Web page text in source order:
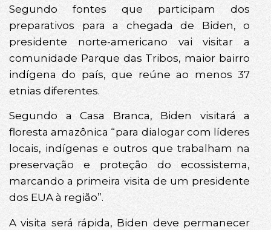
Segundo fontes que participam dos
preparativos para a chegada de Biden, o
presidente norte-americano vai visitar a
comunidade Parque das Tribos, maior bairro
indígena do país, que reúne ao menos 37
etnias diferentes.
Segundo a Casa Branca, Biden visitará a
floresta amazônica “para dialogar com líderes
locais, indígenas e outros que trabalham na
preservação e proteção do ecossistema,
marcando a primeira visita de um presidente
dos EUA à região”.
A visita será rápida, Biden deve permanecer